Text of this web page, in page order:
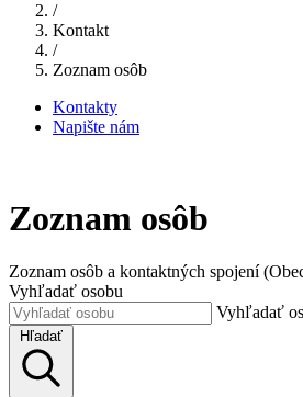
/
Kontakt
/
Zoznam osôb
Kontakty
Napište nám
Zoznam osôb
Zoznam osôb a kontaktných spojení
Vyhľadať osobu
Vyhľadať
Hľadať